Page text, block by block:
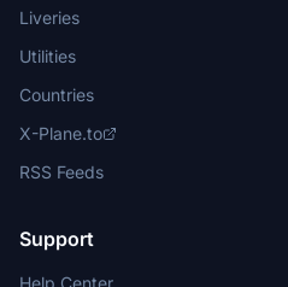
Liveries
Utilities
Countries
X-Plane.to
RSS Feeds
Support
Help Center